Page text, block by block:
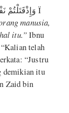
Masih mengenai ayat, Î وَإِذْقَتَلْتُمْ نَفْسًا فَادَّارَأْتُمْ فِيـهَا Ï
manusia,
itu.”Ibnu
telah
“Justru
demikian itu
Zaid bin